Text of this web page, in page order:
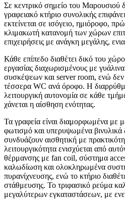
Σε κεντρικό σημείο του Μαρουσιού
γραφειακό κτήριο συνολικής
εκτείνεται σε ισόγειο, ημιόροφο,
κλιμακωτή κατανομή των χώρων
επιχειρήσεις με ανάγκη μεγάλης,
Κάθε επίπεδο διαθέτει δικό του
εργασίας διαχωρισμένους με
συσκέψεων και server room, ενώ δεν
τέσσερα WC ανά όροφο. Η
λειτουργική αυτονομία σε κάθε
χάνεται η αίσθηση ενότητας.
Τα γραφεία είναι διαμορφωμένα με
φωτισμό και υπερυψωμένα βινυλικά
συνδυάζουν αισθητική με
λειτουργικότητα ενισχύεται από
θέρμανσης με fan coil, σύστημα
καλωδίωση και ολοκληρωμένα
πυρανίχνευσης, ενώ το κτήριο
στάθμευσης. Το τριφασικό ρεύμα
μεγαλύτερων εγκαταστάσεων, με